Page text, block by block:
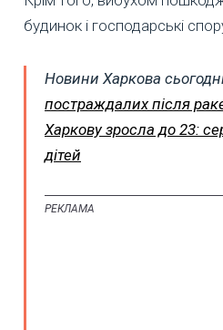
будинок і господарські
Новини Харкова
постраждалих після
Харкову зросла до 23:
дітей